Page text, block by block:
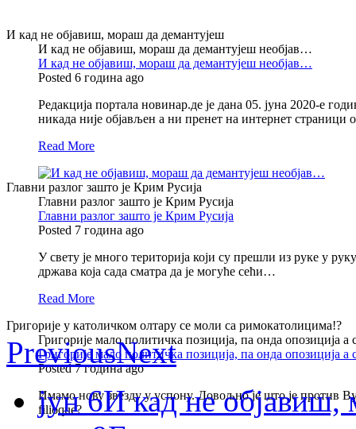
И кад не објавиш, мораш да демантујеш
И кад не објавиш, мораш да демантујеш необјав…
И кад не објавиш, мораш да демантујеш необјав…
Posted 6 година ago
Редакција портала новинар.де је дана 05. јуна 2020-е
никада није објављен а ни пренет на интернет страници
Read More
Главни разлог зашто је Крим Русија
Главни разлог зашто је Крим Русија
Главни разлог зашто је Крим Русија
Posted 7 година ago
У свету је много територија који су прешли из руке у
држава која сада сматра да је могуће сећи…
Read More
Григорије у католичком олтару се моли са римокатолицима!?
Григорије мало политичка позиција, па онда опозиција
Григорије мало политичка позиција, па онда опозиција
Posted 7 година ago
Имамо нову звезду у успону. Довољно је што је против
filioque?
PreviousNext
јун 6И кад не